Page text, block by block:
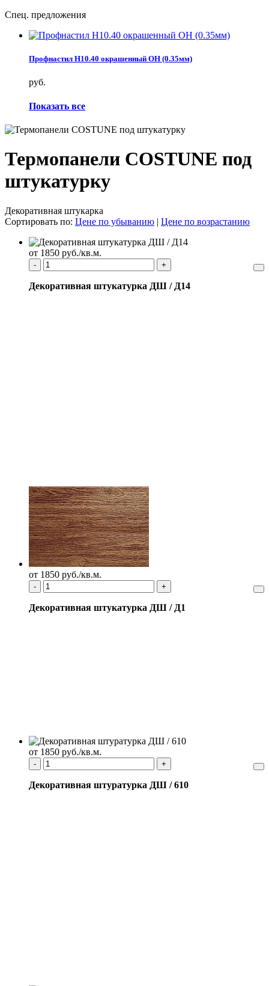
Спец. предложения
Профнастил Н10.40 окрашенный ОН (0.35мм)
руб.
Показать все
Термопанели COSTUNE под
штукатурку
Декоративная штукарка
Сортировать по: Цене по убыванию | Цене по возрастанию
от 1850 руб./кв.м.
- +
Декоративная штукатурка ДШ / Д14
от 1850 руб./кв.м.
- +
Декоративная штукатурка ДШ / Д1
от 1850 руб./кв.м.
- +
Декоративная штуратурка ДШ / 610